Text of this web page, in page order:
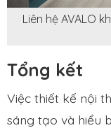
Liên hệ AVALO
Tổng kết
Việc thiết kế nội
sáng tạo và hiểu